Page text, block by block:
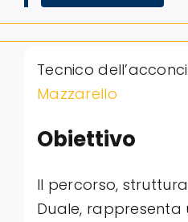
Tecnico
Mazzarello
Obiettivo
Il percorso,
Duale, rappresenta